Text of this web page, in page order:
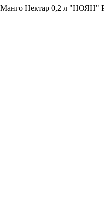
Манго Нектар 0,2 л "НОЯН"